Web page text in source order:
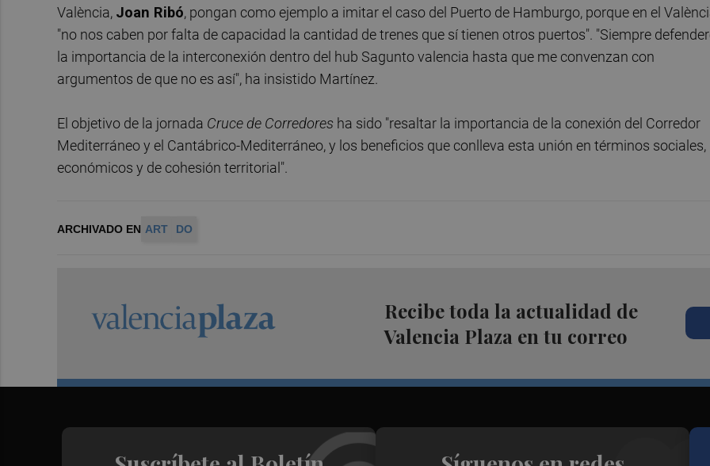
València, Joan Ribó, pongan como ejemplo a imitar el caso del Puerto de Hamburgo, porque en el
"no nos caben por falta de capacidad la cantidad de trenes que sí tienen otros puertos". "Siempre
la importancia de la interconexión dentro del hub Sagunto valencia hasta que me convenzan con
argumentos de que no es así", ha insistido Martínez.
El objetivo de la jornada Cruce de Corredores ha sido "resaltar la importancia de la conexión del Corredor
Mediterráneo y el Cantábrico-Mediterráneo, y los beneficios que conlleva esta unión en términos sociales,
económicos y de cohesión territorial".
ARCHIVADO EN ART DO
Recibe toda la actualidad de
Valencia Plaza en tu correo